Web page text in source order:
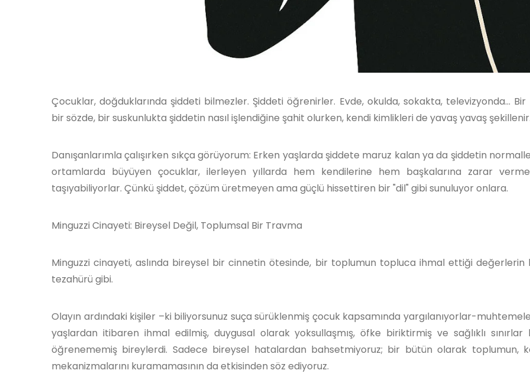
Çocuklar, doğduklarında şiddeti bilmezler. Şiddeti öğrenirler. Evde, okulda, sokakta, televizyonda... Bir
bir sözde, bir suskunlukta şiddetin nasıl işlendiğine şahit olurken, kendi kimlikleri de yavaş yavaş
Danışanlarımla çalışırken sıkça görüyorum: Erken yaşlarda şiddete maruz kalan ya da şiddetin
ortamlarda büyüyen çocuklar, ilerleyen yıllarda hem kendilerine hem başkalarına zarar
taşıyabiliyorlar. Çünkü şiddet, çözüm üretmeyen ama güçlü hissettiren bir "dil" gibi sunuluyor onlara.
Minguzzi Cinayeti: Bireysel Değil, Toplumsal Bir Travma
Minguzzi cinayeti, aslında bireysel bir cinnetin ötesinde, bir toplumun topluca ihmal ettiği değerlerin
tezahürü gibi.
Olayın ardındaki kişiler –ki biliyorsunuz suça sürüklenmiş çocuk kapsamında yargılanıyorlar-
yaşlardan itibaren ihmal edilmiş, duygusal olarak yoksullaşmış, öfke biriktirmiş ve sağlıklı sınırlar
öğrenememiş bireylerdi. Sadece bireysel hatalardan bahsetmiyoruz; bir bütün olarak toplumun,
mekanizmalarını kuramamasının da etkisinden söz ediyoruz.